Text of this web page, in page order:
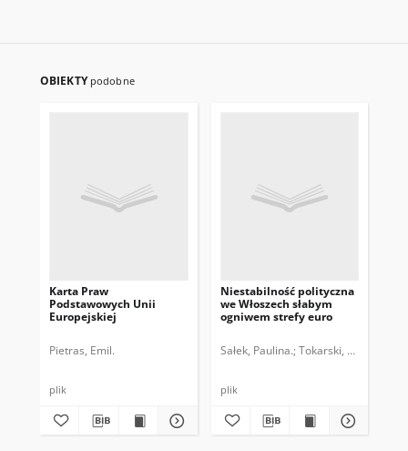
OBIEKTY podobne
Karta Praw
Podstawowych Unii
Europejskiej
Pietras, Emil.
plik
Niestabilność polityczna
we Włoszech słabym
ogniwem strefy euro
Sałek, Paulina. Tokarski, Paweł.
plik